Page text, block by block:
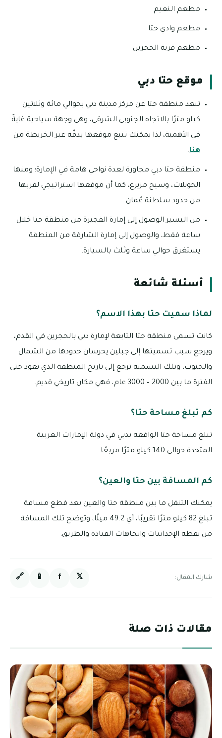
مطعم النعيم
مطعم وادي حتا
مطعم قرية الحجرين
موقع حتا دبي
تبعد منطقة حتا عن مركز مدينة دبي بحوالي مائة وثلاثين
كيلو مترًا بالاتجاه الجنوبي الشرقي، وهي وجهة سياحية غايةٌ
في الأهمية، لذا يمكنك تتبع موقعها بدقّة عبر الخريطة من
هنا.
منطقة حتا دبي مجاورة لعدة نواحي هامة في الإمارة؛ ومنها
الحويلات، وسيح مزيرع، كما أن موقعها استراتيجي لقربها
من حدود سلطنة عُمان.
من اليسير الوصول إلى إمارة الفجيرة من منطقة حتا خلال
ساعة فقط، والوصول إلى إمارة الشارقة من المنطقة
يستغرق حوالي ساعة وثلث بالسيارة.
أسئلة شائعة
لماذا سميت حتا بهذا الاسم؟
كانت تسمى منطقة حتا التابعة لإمارة دبي بالحجرين في القدم،
ويرجع سبب تسميتها إلى جبلين يحرسان حدودها من الشمال
والجنوب، وتلك التسمية ترجع إلى تاريخ المنطقة الذي يعود حتى
الفترة ما بين 2000 – 3000 عام، فهي مكان تاريخي قديم.
كم تبلغ مساحة حتا؟
تبلغ مساحة حتا الواقعة بدبي في دولة الإمارات العربية
المتحدة حوالي 140 كيلو مترًا مربعًا.
كم المسافة بين حتا والعين؟
يمكنك التنقل ما بين منطقة حتا والعين بعد قطع مسافة
تبلغ 82 كيلو مترًا تقريبًا، أي 49.2 ميلًا، وتوضح تلك المسافة
من نقطة الإحداثيات واتجاهات القيادة والطريق.
شارك المقال: 𝕏
f
📱
🔗
مقالات ذات صلة